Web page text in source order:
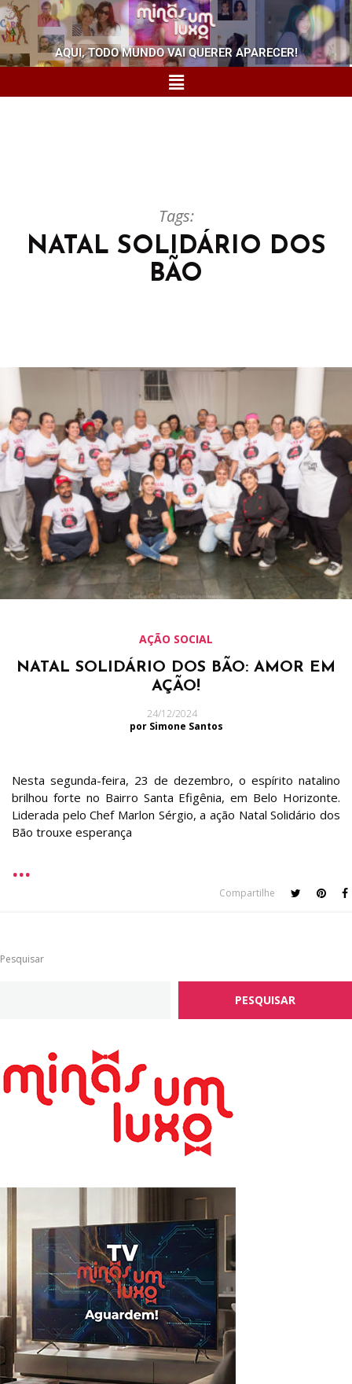
AQUI, TODO MUNDO VAI QUERER APARECER!
Tags:
NATAL SOLIDÁRIO DOS
BÃO
AÇÃO SOCIAL
NATAL SOLIDÁRIO DOS BÃO: AMOR EM
AÇÃO!
24/12/2024
por Simone Santos
Nesta segunda-feira, 23 de dezembro, o espírito natalino
brilhou forte no Bairro Santa Efigênia, em Belo Horizonte.
Liderada pelo Chef Marlon Sérgio, a ação Natal Solidário dos
Bão trouxe esperança
Compartilhe
Pesquisar
PESQUISAR